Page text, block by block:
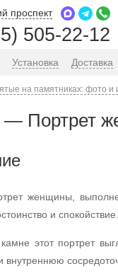
проспект
505-22-12
Установка Доставка
на памятниках: фото и
— Портрет
женщины,
и
этот портрет
внутреннюю